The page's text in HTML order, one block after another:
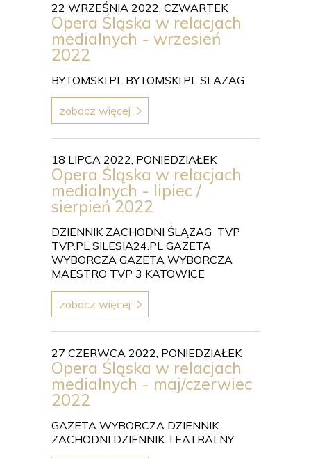
22 WRZEŚNIA 2022, CZWARTEK
Opera Śląska w relacjach
medialnych - wrzesień
2022
BYTOMSKI.PL BYTOMSKI.PL SLAZAG
zobacz więcej
18 LIPCA 2022, PONIEDZIAŁEK
Opera Śląska w relacjach
medialnych - lipiec /
sierpień 2022
DZIENNIK ZACHODNI ŚLĄZAG TVP
TVP.PL SILESIA24.PL GAZETA
WYBORCZA GAZETA WYBORCZA
MAESTRO TVP 3 KATOWICE
zobacz więcej
27 CZERWCA 2022, PONIEDZIAŁEK
Opera Śląska w relacjach
medialnych - maj/czerwiec
2022
GAZETA WYBORCZA DZIENNIK
ZACHODNI DZIENNIK TEATRALNY